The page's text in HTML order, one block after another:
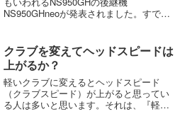
NS950GHneoが発表されました。すで
多いです。キャロウェイのEPIC
FORGED S...
クラブを変えてヘッドスピードは
上がるか？
軽いクラブに変えるとヘッドスピード
（クラブスピード）が上がると思ってい
る人は多いと思います。それは、『軽い